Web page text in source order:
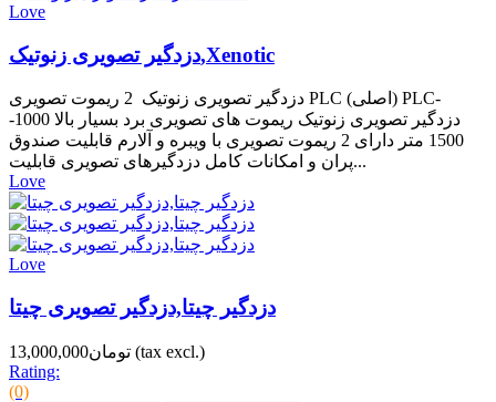
Love
دزدگیر تصویری زنوتیک,Xenotic
دزدگیر تصویری زنوتیک 2 ریموت تصویری PLC (اصلی) PLC-
دزدگیر تصویری زنوتیک ریموت های تصویری برد بسیار بالا 1000-
1500 متر دارای 2 ریموت تصویری با ویبره و آلارم قابلیت صندوق
پران و امکانات کامل دزدگیرهای تصویری قابلیت...
Love
Love
دزدگیر چیتا,دزدگیر تصویری چیتا
تومان13,000,000 (tax excl.)
Rating:
(0)